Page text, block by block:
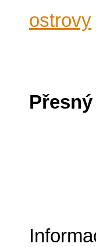
ostrovy